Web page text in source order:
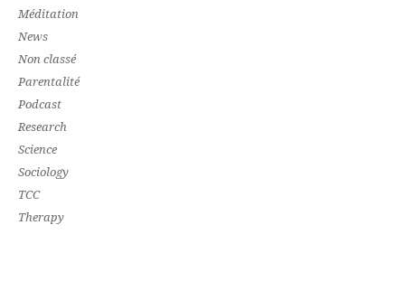
Méditation
News
Non classé
Parentalité
Podcast
Research
Science
Sociology
TCC
Therapy